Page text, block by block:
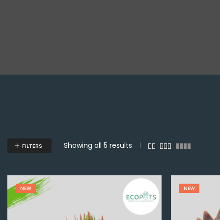
Showing all 5 results
FILTERS
NEW NEW